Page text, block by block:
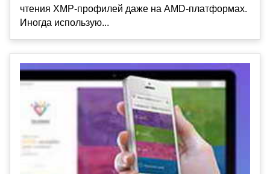
чтения XMP-профилей даже на AMD-платформах.
Иногда использую...